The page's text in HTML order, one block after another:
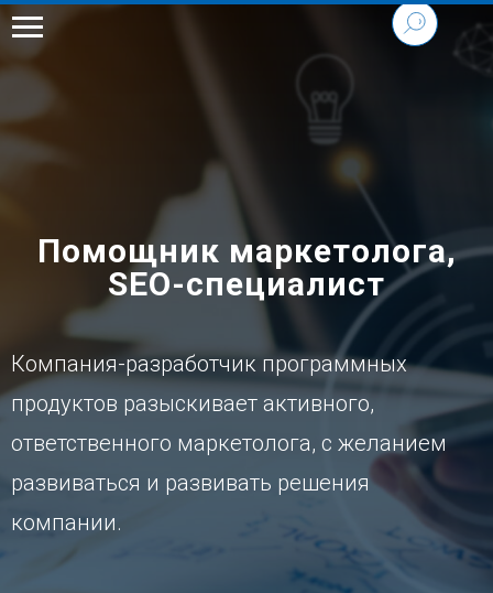
Помощник маркетолога,
SEO-специалист
Компания-разработчик программных
продуктов разыскивает активного,
ответственного маркетолога, с желанием
развиваться и развивать решения
компании.